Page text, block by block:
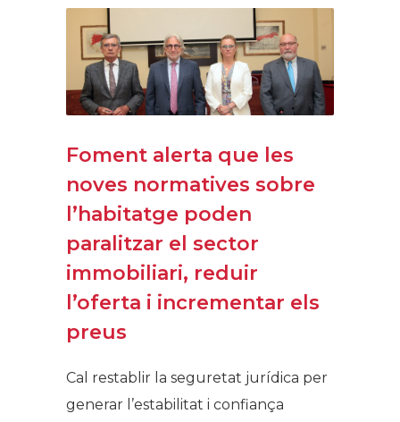
Foment alerta que les
noves normatives sobre
l’habitatge poden
paralitzar el sector
immobiliari, reduir
l’oferta i incrementar els
preus
Cal restablir la seguretat jurídica per
generar l’estabilitat i confiança